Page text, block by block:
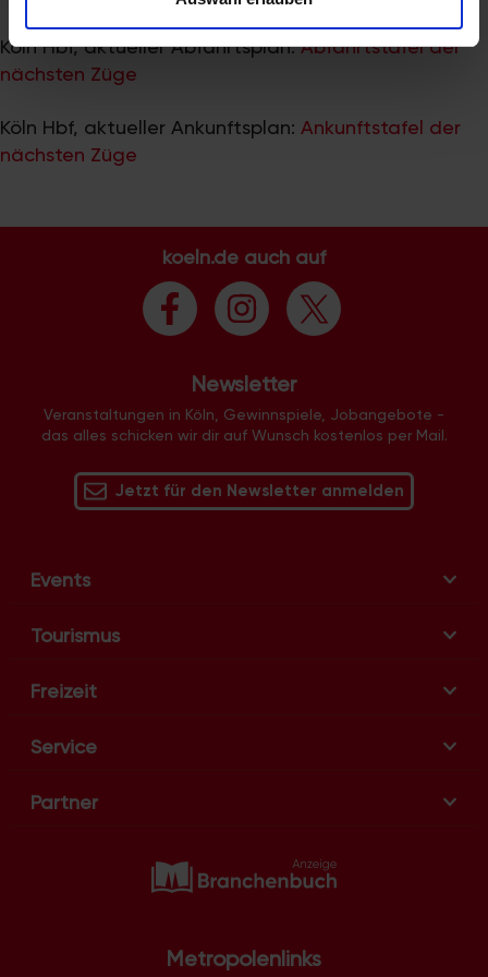
analysieren. Außerdem geben wir Informationen zu Ihrer
Verwendung unserer Website an unsere Partner für
soziale Medien, Werbung und Analysen weiter. Unsere
weiteren Daten zusammen, die Sie ihnen bereitgestellt
haben oder die sie im Rahmen Ihrer Nutzung der Dienste
Köln Hbf, aktueller Abfahrtsplan:Abfahrtstafel der
nächsten Züge
Köln Hbf, aktueller Ankunftsplan: Ankunftstafel der
nächsten Züge
koeln.de auch auf
Newsletter
Veranstaltungen in Köln, Gewinnspiele, Jobangebote -
das alles schicken wir dir auf Wunsch kostenlos per Mail.
Jetzt für den Newsletter anmelden
Events
Tourismus
Freizeit
Service
Partner
Metropolenlinks